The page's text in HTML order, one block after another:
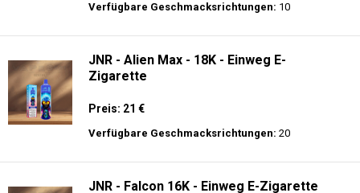
Verfügbare Geschmacksrichtungen: 10
JNR - Alien Max - 18K - Einweg E-
Zigarette
Preis: 21 €
Verfügbare Geschmacksrichtungen: 20
JNR - Falcon 16K - Einweg E-Zigarette